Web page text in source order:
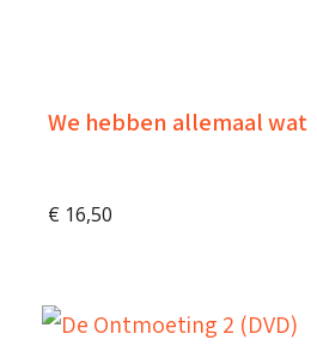
We hebben allemaal wat
€ 16,50